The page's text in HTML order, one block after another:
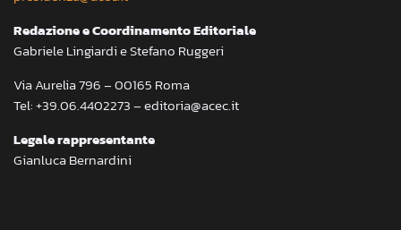
Redazione e Coordinamento Editoriale
Gabriele Lingiardi e Stefano Ruggeri
Via Aurelia 796 – 00165 Roma
Tel: +39.06.4402273 – editoria@acec.it
Legale rappresentante
Gianluca Bernardini